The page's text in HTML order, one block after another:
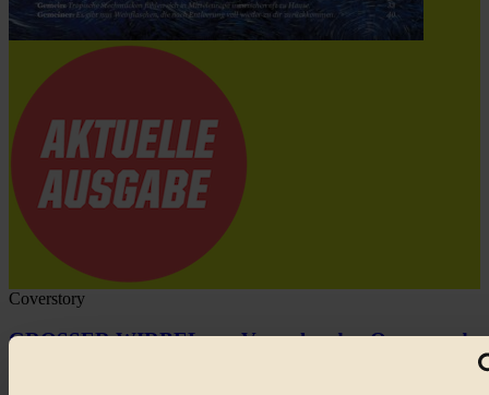
Coverstory
GROSSER WIRBEL um Versuche, den Ozean und